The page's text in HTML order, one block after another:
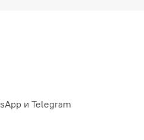
и Telegram